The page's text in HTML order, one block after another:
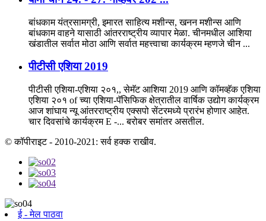
बांधकाम यंत्रसामग्री, इमारत साहित्य मशीन्स, खनन मशीन्स आणि
बांधकाम वाहने यासाठी आंतरराष्ट्रीय व्यापार मेळा. चीनमधील आशिया
खंडातील सर्वात मोठा आणि सर्वात महत्त्वाचा कार्यक्रम म्हणजे चीन ...
पीटीसी एशिया 2019
पीटीसी एशिया-एशिया २०१,, सेमॅट आशिया 2019 आणि कॉमव्हॅक एशिया
एशिया २०१ of च्या एशिया-पॅसिफिक क्षेत्रातील वार्षिक उद्योग कार्यक्रम
आज शांघाय न्यू आंतरराष्ट्रीय एक्सपो सेंटरमध्ये प्रारंभ होणार आहेत.
चार दिवसांचे कार्यक्रम E -... बरोबर समांतर असतील.
© कॉपीराइट - 2010-2021: सर्व हक्क राखीव.
ई - मेल पाठवा